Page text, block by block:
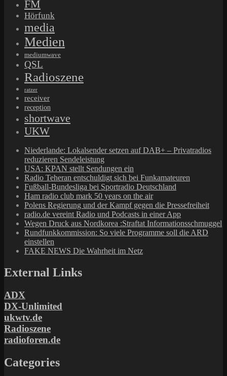
FM
Hörfunk
media
Medien
mediumwave
QSL
Radioszene
ratzer
receiver
reception
shortwave
UKW
Niederlande: Lokalsender setzen auf DAB+ – Privatradios
reduzieren Sendeleistung
USA: KPAN stellt Sendungen ein
Radio Teheran entschuldigt sich bei Funkamateuren
Fußball-Bundesliga bei Sportradio Deutschland
Ham radio club mark 50 years on the air
Polens Regierung und der Kampf gegen die Pressefreiheit
radio.de vereint Radio und Podcasts in einer App
Wegen Druck aus Nordkorea :Straftat Informationsschmuggel
Rundfunkkommission: So viele Programme soll die ARD
einstellen
FAKE NEWS Die Wahrheit im Netz
External Links
ADX
DX-Unlimited
ukwtv.de
Radioszene
radioforen.de
Categories